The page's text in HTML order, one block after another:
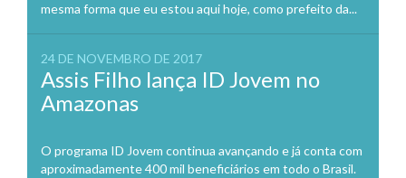
mesma forma que eu estou aqui hoje, como prefeito da...
24 DE NOVEMBRO DE 2017
Assis Filho lança ID Jovem no
Amazonas
O programa ID Jovem continua avançando e já conta com
aproximadamente 400 mil beneficiários em todo o Brasil.